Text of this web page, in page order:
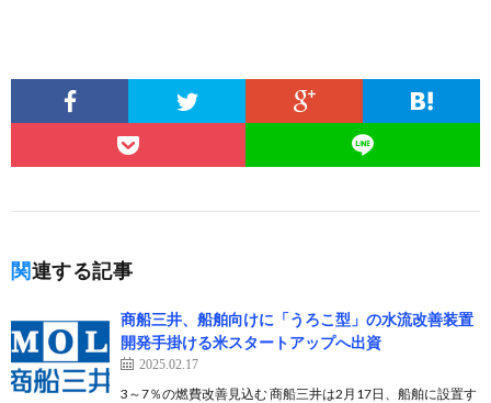
関連する記事
商船三井、船舶向けに「うろこ型」の水流改善装置
開発手掛ける米スタートアップへ出資
2025.02.17
3～7％の燃費改善見込む 商船三井は2月17日、船舶に設置す